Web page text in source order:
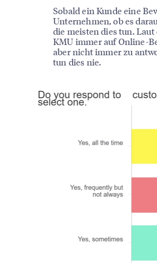
Sobald ein Kunde eine
Unternehmen, ob es
die meisten dies tun.
KMU immer auf Online-
aber nicht immer zu
tun dies nie.